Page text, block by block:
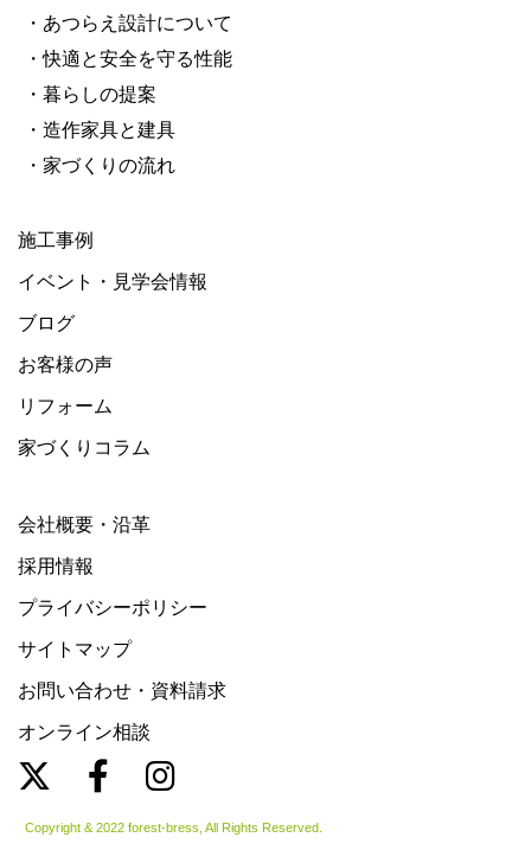
・あつらえ設計について
・快適と安全を守る性能
・暮らしの提案
・造作家具と建具
・家づくりの流れ
施工事例
イベント・見学会情報
ブログ
お客様の声
リフォーム
家づくりコラム
会社概要・沿革
採用情報
プライバシーポリシー
サイトマップ
お問い合わせ・資料請求
オンライン相談
Copyright & 2022 forest-bress, All Rights Reserved.